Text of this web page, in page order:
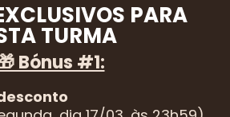
PARA
TURMA
Bónus #1: